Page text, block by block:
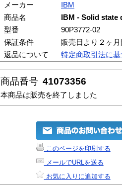
メーカー
IBM
商品名
IBM - Solid
型番
90P3772-02
保証条件
販売日より２ヶ
返品について
特定商取引法に
商品番号 41073356
本商品は販売を終了しました
このページを印刷する
メールでURLを送る
お気に入りに追加する